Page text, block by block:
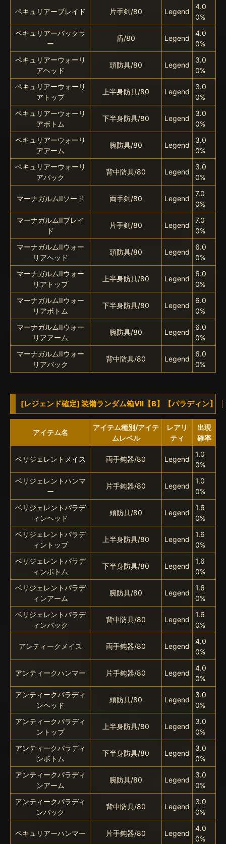
ペキュリアーブレイド 片手剣/80 Legend
4.0
0%
ペキュリアーバックラ
ー
盾/80 Legend
4.0
0%
ペキュリアーウォーリ
アヘッド
頭防具/80 Legend
3.0
0%
ペキュリアーウォーリ
アトップ
上半身防具/80 Legend
3.0
0%
ペキュリアーウォーリ
アボトム
下半身防具/80 Legend
3.0
0%
ペキュリアーウォーリ
アアーム
腕防具/80 Legend
3.0
0%
ペキュリアーウォーリ
アバック
背中防具/80 Legend
3.0
0%
マーナガルムIIソード 両手剣/80 Legend
7.0
0%
マーナガルムIIブレイ
ド
片手剣/80 Legend
7.0
0%
マーナガルムIIウォー
リアヘッド
頭防具/80 Legend
6.0
0%
マーナガルムIIウォー
リアトップ
上半身防具/80 Legend
6.0
0%
マーナガルムIIウォー
リアボトム
下半身防具/80 Legend
6.0
0%
マーナガルムIIウォー
リアアーム
腕防具/80 Legend
6.0
0%
マーナガルムIIウォー
リアバック
背中防具/80 Legend
6.0
0%
[レジェンド確定] 装備ランダム箱VII【B】【パラディン】
アイテム名
アイテム種別/アイテ
ムレベル
レアリ
ティ
出現
確率
ベリジェレントメイス 両手鈍器/80 Legend
1.0
0%
ベリジェレントハンマ
ー
片手鈍器/80 Legend
1.0
0%
ベリジェレントパラデ
ィンヘッド
頭防具/80 Legend
1.6
0%
ベリジェレントパラデ
ィントップ
上半身防具/80 Legend
1.6
0%
ベリジェレントパラデ
ィンボトム
下半身防具/80 Legend
1.6
0%
ベリジェレントパラデ
ィンアーム
腕防具/80 Legend
1.6
0%
ベリジェレントパラデ
ィンバック
背中防具/80 Legend
1.6
0%
アンティークメイス 両手鈍器/80 Legend
4.0
0%
アンティークハンマー 片手鈍器/80 Legend
4.0
0%
アンティークパラディ
ンヘッド
頭防具/80 Legend
3.0
0%
アンティークパラディ
ントップ
上半身防具/80 Legend
3.0
0%
アンティークパラディ
ンボトム
下半身防具/80 Legend
3.0
0%
アンティークパラディ
ンアーム
腕防具/80 Legend
3.0
0%
アンティークパラディ
ンバック
背中防具/80 Legend
3.0
0%
ペキュリアーハンマー 片手鈍器/80 Legend
4.0
0%